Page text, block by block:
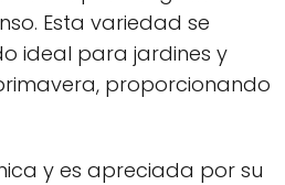
Esta variedad se
ideal para jardines y
proporcionando
y es apreciada por su